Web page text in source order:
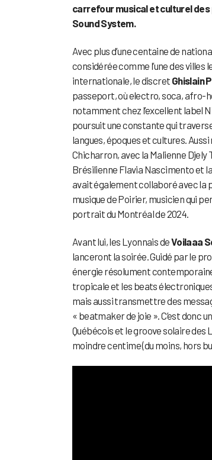
carrefour musical et culturel
Sound System.
Avec plus d’une centaine de
considérée comme l’une des villes
internationale, le discret Ghislain
passeport, où electro, soca, afro-
notamment chez l’excellent label
poursuit une constante qui
langues, époques et cultures.
Chicharron, avec la Malienne Djely
Brésilienne Flavia Nascimento et
avait également collaboré avec la
musique de Poirier, musicien qui
portrait du Montréal de 2024.
Avant lui, les Lyonnais deVoilaaa
lanceront la soirée. Guidé par le
énergie résolument
tropicale et les beats
mais aussi transmettre des
« beatmaker de joie ». C’est donc
Québécois et le groove solaire
moindre centime (du moins, hors